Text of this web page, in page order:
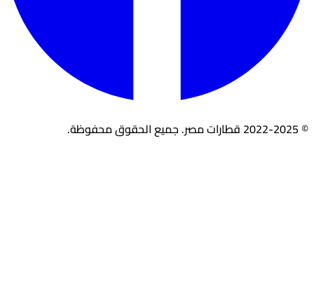
© 2022-2025 قطارات مصر. جميع الحقوق محفوظة.